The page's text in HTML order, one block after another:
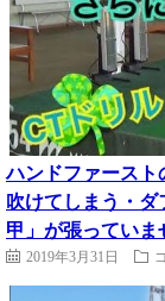
ハンドファースト
吹けてしまう・
甲」が張ってい
2019年3月31日